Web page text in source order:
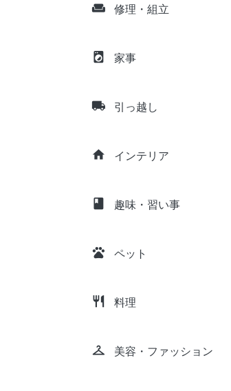
weekend 修理・組立
local_laundry_service 家事
local_shipping 引っ越し
home インテリア
class 趣味・習い事
pets ペット
restaurant 料理
checkroom 美容・ファッション